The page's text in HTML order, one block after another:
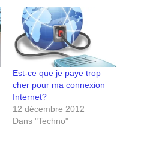
Est-ce que je paye trop
cher pour ma connexion
Internet?
12 décembre 2012
Dans "Techno"